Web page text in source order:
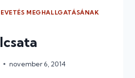
MEGHALLGATÁSÁNAK
november 6, 2014